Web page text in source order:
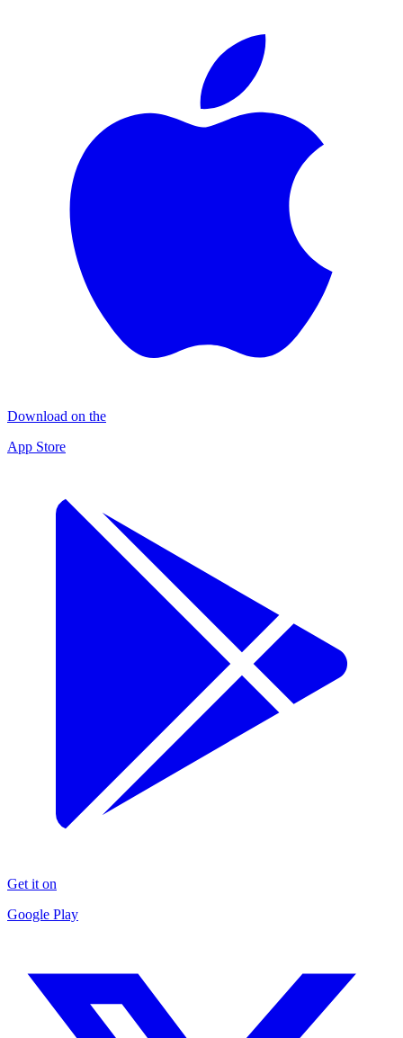
Download on the
App Store
Get it on
Google Play